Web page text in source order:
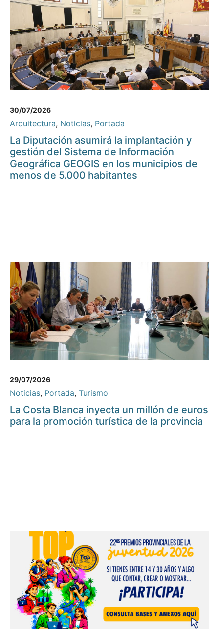
30/07/2026
Arquitectura, Noticias, Portada
La Diputación asumirá la implantación y
gestión del Sistema de Información
Geográfica GEOGIS en los municipios de
menos de 5.000 habitantes
29/07/2026
Noticias, Portada, Turismo
La Costa Blanca inyecta un millón de euros
para la promoción turística de la provincia